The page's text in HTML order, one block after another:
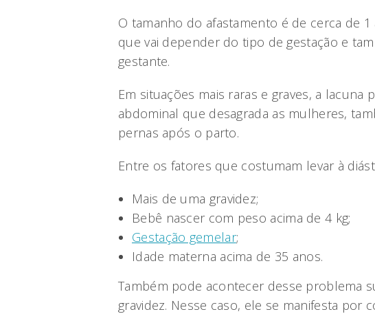
O tamanho do afastamento é de cerca de
que vai depender do tipo de gestação e
gestante.
Em situações mais raras e graves, a lacuna
abdominal que desagrada as mulheres,
pernas após o parto.
Entre os fatores que costumam levar à
Mais de uma gravidez;
Bebê nascer com peso acima de 4 kg;
Gestação gemelar;
Idade materna acima de 35 anos.
Também pode acontecer desse problema
gravidez. Nesse caso, ele se manifesta por